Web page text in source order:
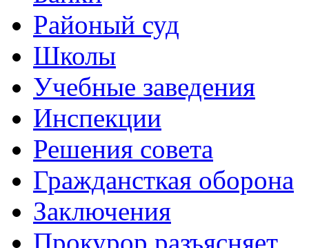
Районый суд
Школы
Учебные заведения
Инспекции
Решения совета
Граждансткая оборона
Заключения